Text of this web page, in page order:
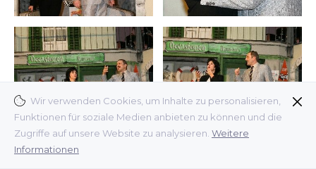
Wir verwenden Cookies, um Inhalte zu personalisieren,
Funktionen für soziale Medien anbieten zu können und die
Zugriffe auf unsere Website zu analysieren. Weitere
Informationen